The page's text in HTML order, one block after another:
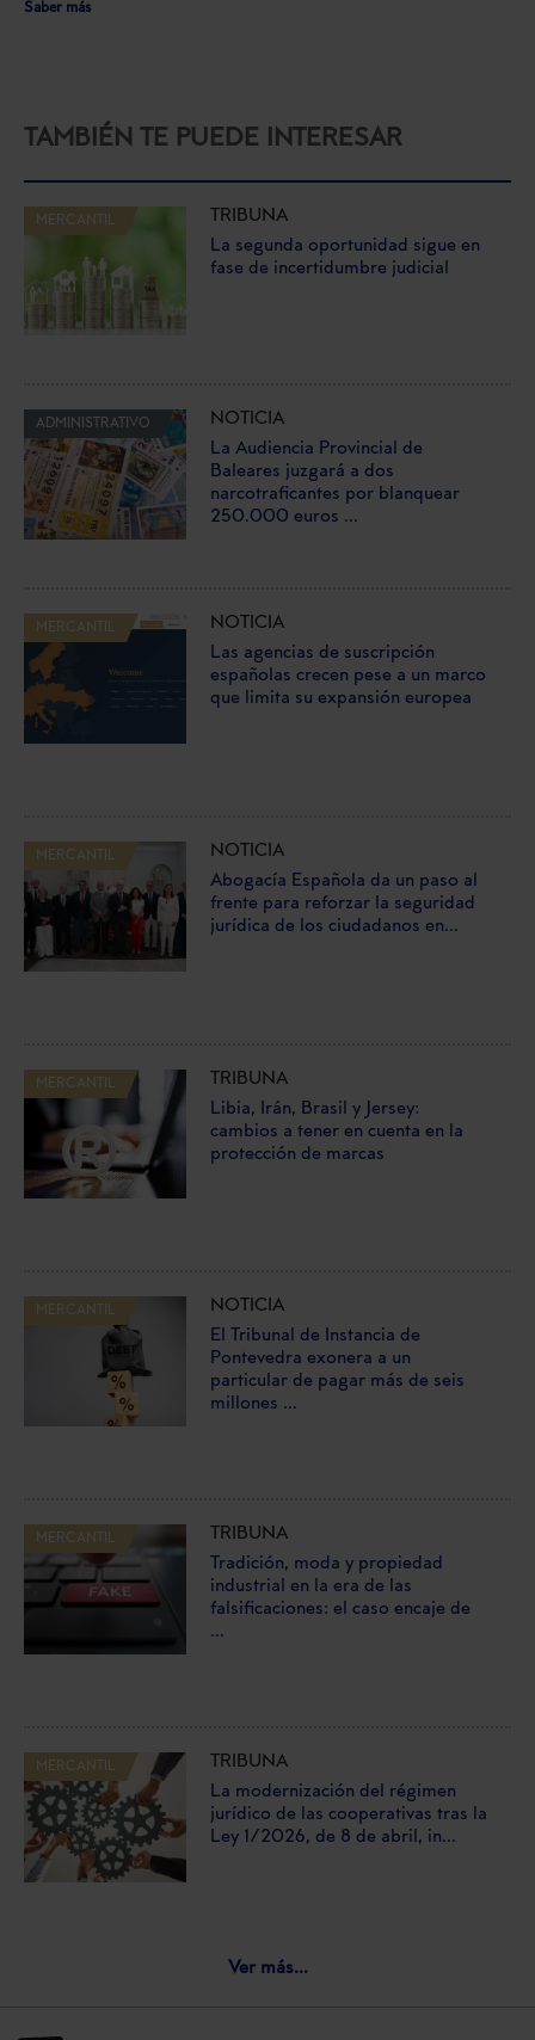
Saber más
TAMBIÉN TE PUEDE INTERESAR
MERCANTIL
TRIBUNA
La segunda oportunidad sigue en
fase de incertidumbre judicial
ADMINISTRATIVO
NOTICIA
La Audiencia Provincial de
Baleares juzgará a dos
narcotraficantes por blanquear
250.000 euros ...
MERCANTIL
NOTICIA
Las agencias de suscripción
españolas crecen pese a un marco
que limita su expansión europea
MERCANTIL
NOTICIA
Abogacía Española da un paso al
frente para reforzar la seguridad
jurídica de los ciudadanos en...
MERCANTIL
TRIBUNA
Libia, Irán, Brasil y Jersey:
cambios a tener en cuenta en la
protección de marcas
MERCANTIL
NOTICIA
El Tribunal de Instancia de
Pontevedra exonera a un
particular de pagar más de seis
millones ...
MERCANTIL
TRIBUNA
Tradición, moda y propiedad
industrial en la era de las
falsificaciones: el caso encaje de
...
MERCANTIL
TRIBUNA
La modernización del régimen
jurídico de las cooperativas tras la
Ley 1/2026, de 8 de abril, in...
Ver más...